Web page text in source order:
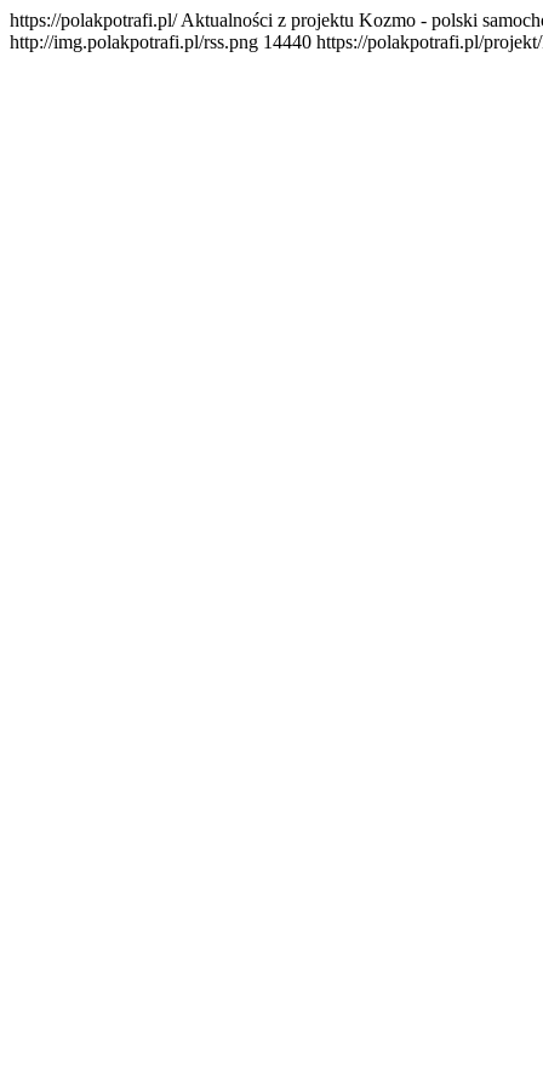
https://polakpotrafi.pl/Aktualności z projektu Kozmo - polski
http://img.polakpotrafi.pl/rss.png 14440 https://polakpotrafi.pl/